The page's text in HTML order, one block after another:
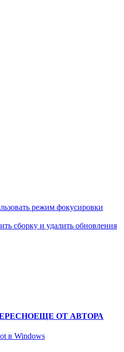
режим фокусировки
сборку и удалить обновления
ЕЩЕ ОТ АВТОРА